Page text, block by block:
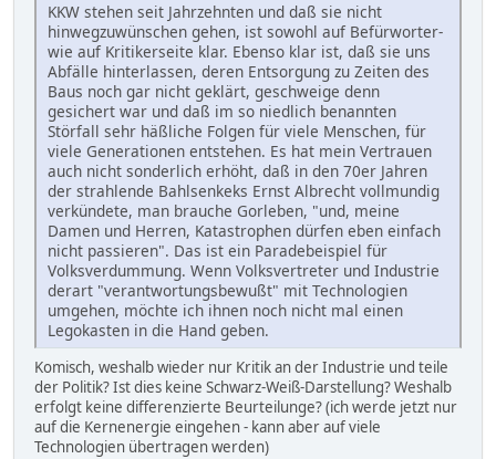
KKW stehen seit Jahrzehnten und daß sie nicht
hinwegzuwünschen gehen, ist sowohl auf Befürworter-
wie auf Kritikerseite klar. Ebenso klar ist, daß sie uns
Abfälle hinterlassen, deren Entsorgung zu Zeiten des
Baus noch gar nicht geklärt, geschweige denn
gesichert war und daß im so niedlich benannten
Störfall sehr häßliche Folgen für viele Menschen, für
viele Generationen entstehen. Es hat mein Vertrauen
auch nicht sonderlich erhöht, daß in den 70er Jahren
der strahlende Bahlsenkeks Ernst Albrecht vollmundig
verkündete, man brauche Gorleben, "und, meine
Damen und Herren, Katastrophen dürfen eben einfach
nicht passieren". Das ist ein Paradebeispiel für
Volksverdummung. Wenn Volksvertreter und Industrie
derart "verantwortungsbewußt" mit Technologien
umgehen, möchte ich ihnen noch nicht mal einen
Legokasten in die Hand geben.
Komisch, weshalb wieder nur Kritik an der Industrie und teile
der Politik? Ist dies keine Schwarz-Weiß-Darstellung? Weshalb
erfolgt keine differenzierte Beurteilunge? (ich werde jetzt nur
auf die Kernenergie eingehen - kann aber auf viele
Technologien übertragen werden)